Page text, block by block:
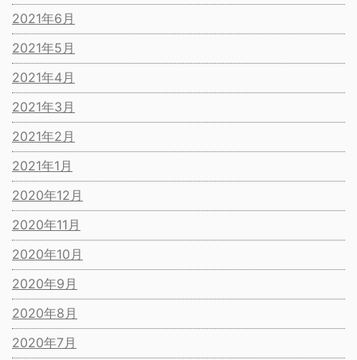
2021年6月
2021年5月
2021年4月
2021年3月
2021年2月
2021年1月
2020年12月
2020年11月
2020年10月
2020年9月
2020年8月
2020年7月